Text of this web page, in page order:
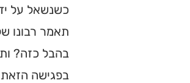
כשנשאל על
תאמר רבונו
בהבל כזה?
בפגישה